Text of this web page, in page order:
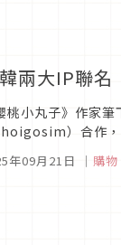
兩大IP聯
桃小丸子》作家
）合作
年09月21日 ｜ 購物